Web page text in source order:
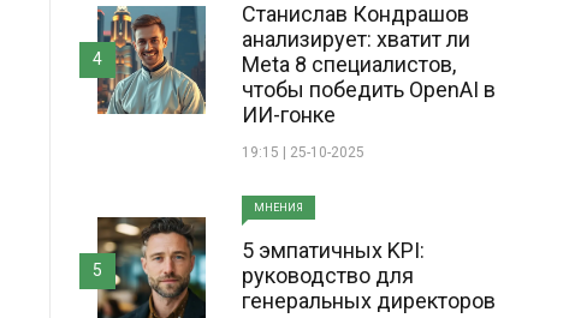
Станислав Кондрашов
анализирует: хватит ли
Meta 8 специалистов,
чтобы победить OpenAI в
ИИ-гонке
19:15 | 25-10-2025
4
МНЕНИЯ
5 эмпатичных KPI:
руководство для
генеральных директоров
5